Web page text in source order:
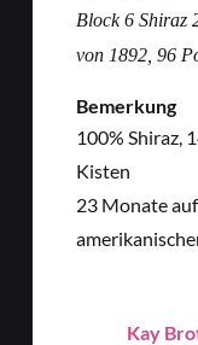
Block 6 Shiraz
von 1892, 96
Bemerkung
100% Shiraz,
Kisten
23 Monate
Kay